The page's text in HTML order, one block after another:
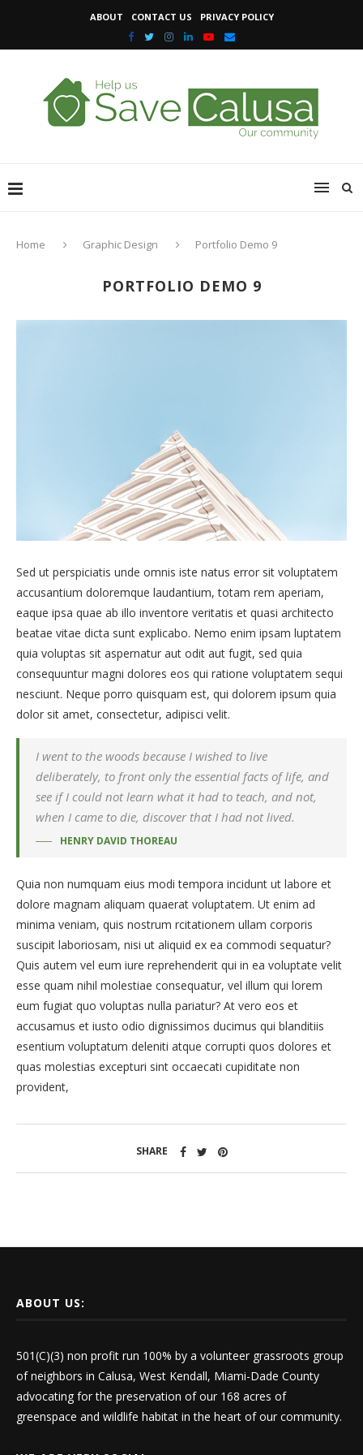
ABOUT CONTACT US PRIVACY POLICY
Home Graphic Design Portfolio Demo 9
PORTFOLIO DEMO 9
Sed ut perspiciatis unde omnis iste natus error sit voluptatem
accusantium doloremque laudantium, totam rem aperiam,
eaque ipsa quae ab illo inventore veritatis et quasi architecto
beatae vitae dicta sunt explicabo. Nemo enim ipsam luptatem
quia voluptas sit aspernatur aut odit aut fugit, sed quia
consequuntur magni dolores eos qui ratione voluptatem sequi
nesciunt. Neque porro quisquam est, qui dolorem ipsum quia
dolor sit amet, consectetur, adipisci velit.
I went to the woods because I wished to live
deliberately, to front only the essential facts of life, and
see if I could not learn what it had to teach, and not,
when I came to die, discover that I had not lived.
HENRY DAVID THOREAU
Quia non numquam eius modi tempora incidunt ut labore et
dolore magnam aliquam quaerat voluptatem. Ut enim ad
minima veniam, quis nostrum rcitationem ullam corporis
suscipit laboriosam, nisi ut aliquid ex ea commodi sequatur?
Quis autem vel eum iure reprehenderit qui in ea voluptate velit
esse quam nihil molestiae consequatur, vel illum qui lorem
eum fugiat quo voluptas nulla pariatur? At vero eos et
accusamus et iusto odio dignissimos ducimus qui blanditiis
esentium voluptatum deleniti atque corrupti quos dolores et
quas molestias excepturi sint occaecati cupiditate non
provident,
SHARE
ABOUT US:
501(C)(3) non profit run 100% by a volunteer grassroots group
of neighbors in Calusa, West Kendall, Miami-Dade County
advocating for the preservation of our 168 acres of
greenspace and wildlife habitat in the heart of our community.